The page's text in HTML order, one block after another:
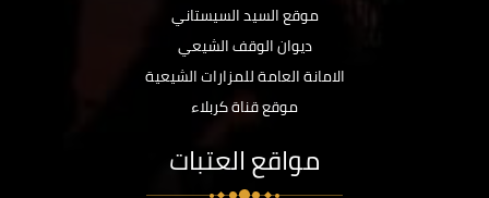
موقع السيد السيستاني
ديوان الوقف الشيعي
الامانة العامة للمزارات الشيعية
موقع قناة كربلاء
مواقع العتبات